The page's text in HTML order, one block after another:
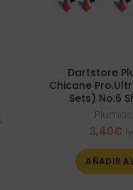
,
Dartstore
Chicane
Sets) No.6
Plumas
3,40€
AÑADIR